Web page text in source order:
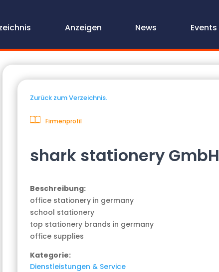
Anzeigen News Events
Zurück zum Verzeichnis.
Firmenprofil
shark stationery GmbH
Beschreibung:
office stationery in germany
school stationery
top stationery brands in germany
office supplies
Kategorie:
Dienstleistungen & Service